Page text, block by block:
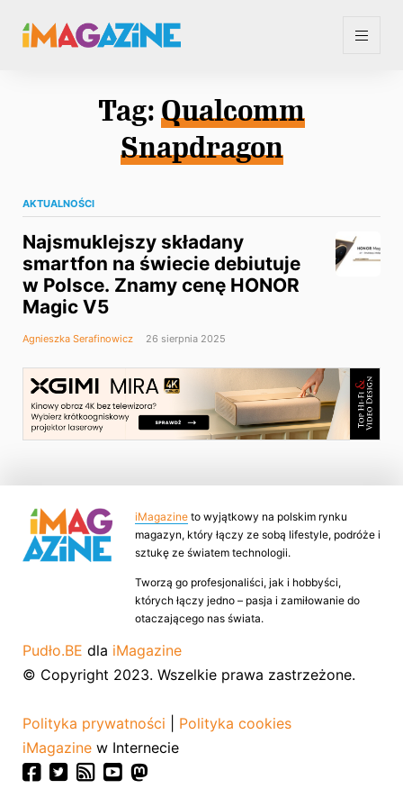
Tag: Qualcomm
Snapdragon
AKTUALNOŚCI
Najsmuklejszy składany
smartfon na świecie debiutuje
w Polsce. Znamy cenę HONOR
Magic V5
Agnieszka Serafinowicz 26 sierpnia 2025
iMagazine to wyjątkowy na polskim rynku
magazyn, który łączy ze sobą lifestyle, podróże i
sztukę ze światem technologii.
Tworzą go profesjonaliści, jak i hobbyści,
których łączy jedno – pasja i zamiłowanie do
otaczającego nas świata.
Pudło.BE dla iMagazine
© Copyright 2023. Wszelkie prawa zastrzeżone.
Polityka prywatności
Polityka cookies
iMagazine w Internecie